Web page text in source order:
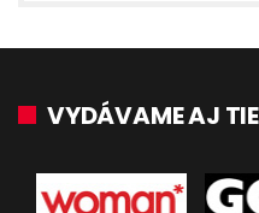
VYDÁVAME AJ